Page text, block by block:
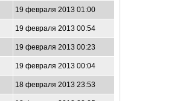
19 февраля 2013 01:00
19 февраля 2013 00:54
19 февраля 2013 00:23
19 февраля 2013 00:04
18 февраля 2013 23:53